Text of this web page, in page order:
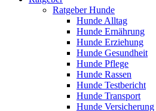
Ratgeber Hunde
Hunde Alltag
Hunde Ernährung
Hunde Erziehung
Hunde Gesundheit
Hunde Pflege
Hunde Rassen
Hunde Testbericht
Hunde Transport
Hunde Versicherung